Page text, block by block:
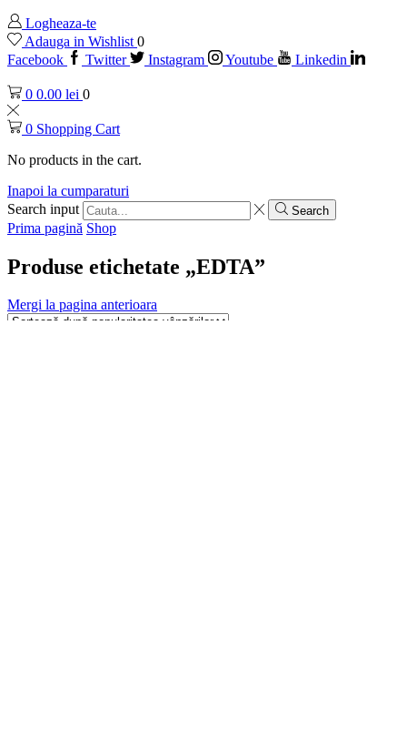
Logheaza-te
Adauga in Wishlist 0
Facebook
Twitter Instagram Youtube Linkedin
0 0.00 lei 0
0 Shopping Cart
No products in the cart.
Inapoi la cumparaturi
Search input
Search
Prima pagină Shop
Produse etichetate „EDTA”
Mergi la pagina anterioara